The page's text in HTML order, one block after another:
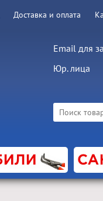
Доставка и оплата
Email для
Юр. лица